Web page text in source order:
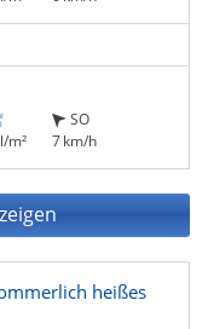
m²
SO
7 km/h
heißes